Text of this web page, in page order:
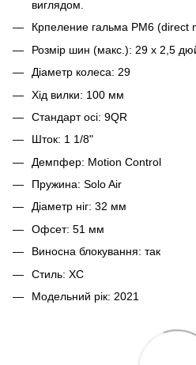
виглядом.
Крпеление гальма PM6 (direct
Розмір шин (макс.): 29 x 2,5
Діаметр колеса: 29
Хід вилки: 100 мм
Стандарт осі: 9QR
Шток: 1 1/8"
Демпфер: Motion Control
Пружина: Solo Air
Діаметр ніг: 32 мм
Офсет: 51 мм
Виносна блокування: так
Стиль: XC
Модельний рік: 2021